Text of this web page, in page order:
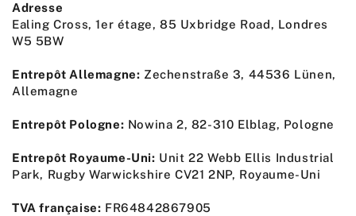
Adresse
Ealing Cross, 1er étage, 85 Uxbridge Road, Londres
W5 5BW
Entrepôt Allemagne: Zechenstraße 3, 44536 Lünen,
Allemagne
Entrepôt Pologne: Nowina 2, 82-310 Elblag, Pologne
Entrepôt Royaume-Uni: Unit 22 Webb Ellis Industrial
Park, Rugby Warwickshire CV21 2NP, Royaume-Uni
TVA française: FR64842867905